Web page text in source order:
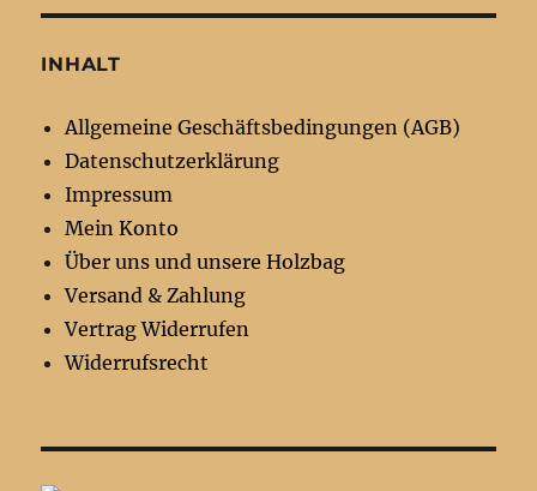
INHALT
Allgemeine Geschäftsbedingungen (AGB)
Datenschutzerklärung
Impressum
Mein Konto
Über uns und unsere Holzbag
Versand & Zahlung
Vertrag Widerrufen
Widerrufsrecht